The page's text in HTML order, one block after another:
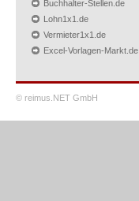
Buchhalter-Stellen.de
Lohn1x1.de
Vermieter1x1.de
Excel-Vorlagen-Markt.de
© reimus.NET GmbH